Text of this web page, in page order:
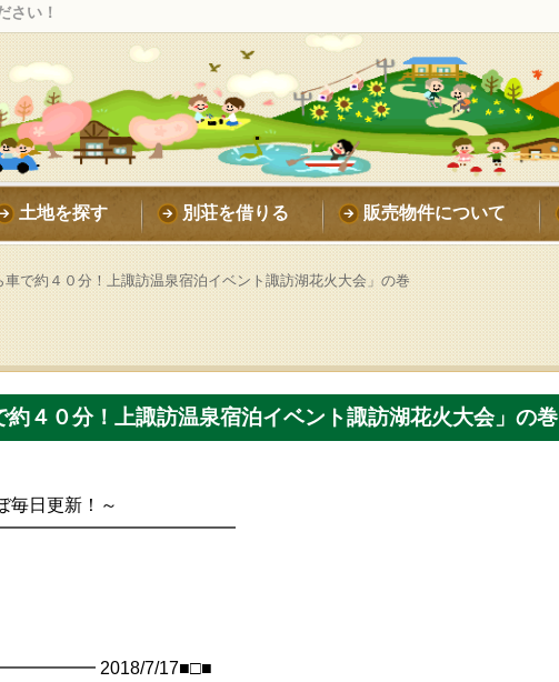
さい！
土地を探す 別荘を借りる 販売物件について
で約４０分！上諏訪温泉宿泊イベント諏訪湖花火大会」の巻
約４０分！上諏訪温泉宿泊イベント諏訪湖花火大会」の巻
毎日更新！～
2018/7/17■□■